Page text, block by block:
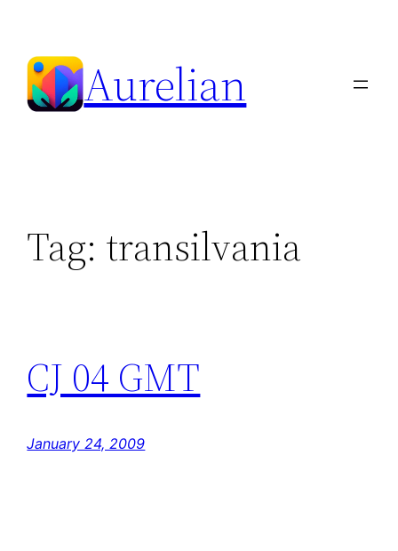
content
Aurelian
Tag: transilvania
CJ 04 GMT
January 24, 2009